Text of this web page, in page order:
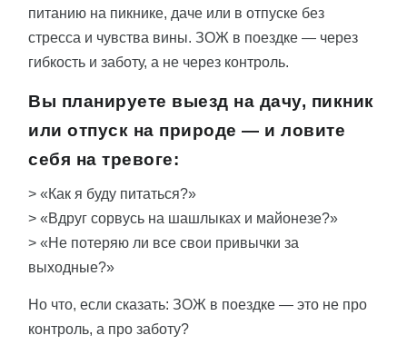
питанию на пикнике, даче или в отпуске без
стресса и чувства вины. ЗОЖ в поездке — через
гибкость и заботу, а не через контроль.
Вы планируете выезд на дачу, пикник
или отпуск на природе — и ловите
себя на тревоге:
> «Как я буду питаться?»
> «Вдруг сорвусь на шашлыках и майонезе?»
> «Не потеряю ли все свои привычки за
выходные?»
Но что, если сказать: ЗОЖ в поездке — это не про
контроль, а про заботу?